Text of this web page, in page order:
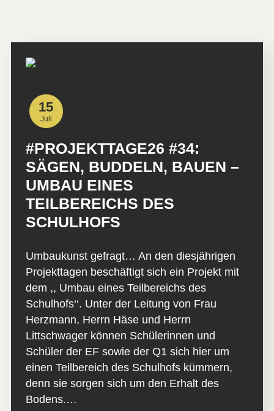
15
Juli
#PROJEKTTAGE26 #34:
SÄGEN, BUDDELN, BAUEN –
UMBAU EINES
TEILBEREICHS DES
SCHULHOFS
Umbaukunst gefragt… An den diesjährigen
Projekttagen beschäftigt sich ein Projekt mit
dem ,, Umbau eines Teilbereichs des
Schulhofs‘‘. Unter der Leitung von Frau
Herzmann, Herrn Häse und Herrn
Littschwager können Schülerinnen und
Schüler der EF sowie der Q1 sich hier um
einen Teilbereich des Schulhofs kümmern,
denn sie sorgen sich um den Erhalt des
Bodens.…